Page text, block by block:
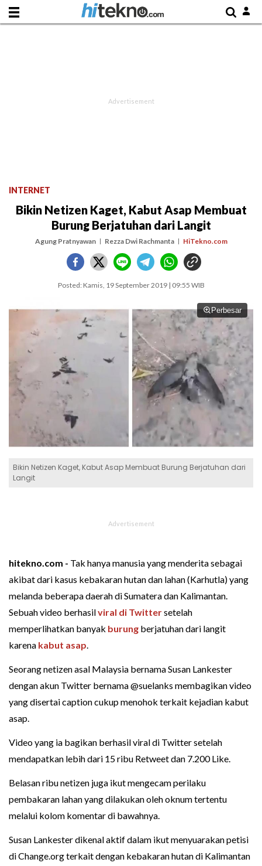
INTERNET
Bikin Netizen Kaget, Kabut Asap Membuat
Burung Berjatuhan dari Langit
Agung Pratnyawan Rezza Dwi Rachmanta HiTekno.com
Posted: Kamis, 19 September 2019 | 09:55 WIB
Perbesar
Bikin Netizen Kaget, Kabut Asap Membuat Burung Berjatuhan dari
Langit
hitekno.com - Tak hanya manusia yang menderita sebagai
akibat dari kasus kebakaran hutan dan lahan (Karhutla) yang
melanda beberapa daerah di Sumatera dan Kalimantan.
Sebuah video berhasilviral di Twittersetelah
memperlihatkan banyak burung berjatuhan dari langit
karena kabut asap.
Seorang netizen asal Malaysia bernama Susan Lankester
dengan akun Twitter bernama @suelanks membagikan video
yang disertai caption cukup menohok terkait kejadian kabut
asap.
Video yang ia bagikan berhasil viral di Twitter setelah
mendapatkan lebih dari 15 ribu Retweet dan 7.200 Like.
Belasan ribu netizen juga ikut mengecam perilaku
pembakaran lahan yang dilakukan oleh oknum tertentu
melalui kolom komentar di bawahnya.
Susan Lankester dikenal aktif dalam ikut menyuarakan petisi
di Change.org terkait dengan kebakaran hutan di Kalimantan